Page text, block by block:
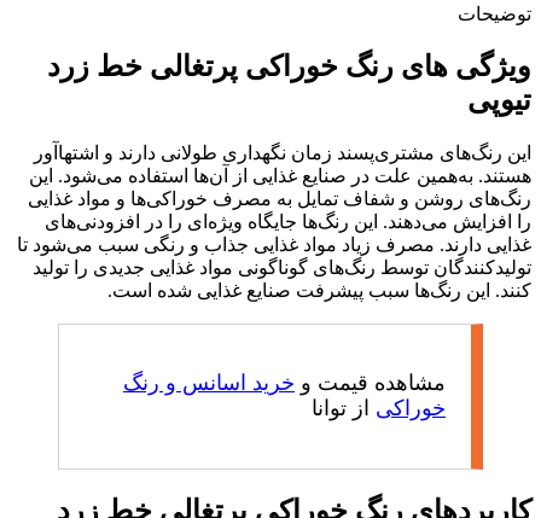
توضیحات
ویژگی های رنگ خوراکی پرتغالی خط زرد
تیوپی
این رنگ‌های مشتری‌پسند زمان نگهداری طولانی دارند و اشتهاآور
هستند. به‌همین علت در صنایع غذایی از آن‌ها استفاده می‌شود. این
رنگ‌های روشن و شفاف تمایل به مصرف خوراکی‌ها و مواد غذایی
را افزایش می‌دهند. این رنگ‌ها جایگاه ویژه‌ای را در افزودنی‌های
غذایی دارند. مصرف زیاد مواد غذایی جذاب و رنگی سبب می‌شود تا
تولیدکنندگان توسط رنگ‌های گوناگونی مواد غذایی جدیدی را تولید
کنند. این رنگ‌ها سبب پیشرفت صنایع غذایی شده است.
مشاهده قیمت و خرید اسانس و رنگ
خوراکی از توانا
کاربردهای رنگ خوراکی پرتغالی خط زرد